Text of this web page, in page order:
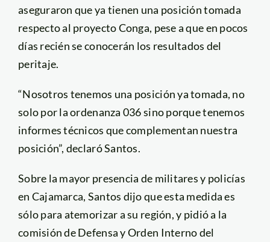
aseguraron que ya tienen una posición tomada
respecto al proyecto Conga, pese a que en pocos
días recién se conocerán los resultados del
peritaje.
“Nosotros tenemos una posición ya tomada, no
solo por la ordenanza 036 sino porque tenemos
informes técnicos que complementan nuestra
posición”, declaró Santos.
Sobre la mayor presencia de militares y policías
en Cajamarca, Santos dijo que esta medida es
sólo para atemorizar a su región, y pidió a la
comisión de Defensa y Orden Interno del